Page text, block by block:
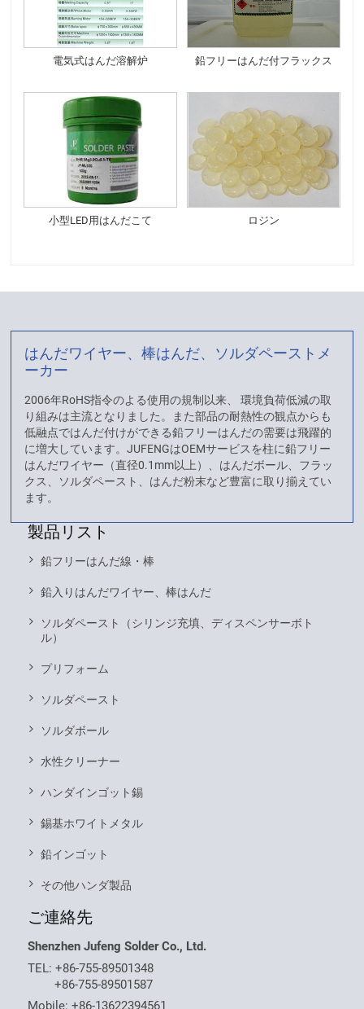
電気式はんだ溶解炉 鉛フリーはんだ付フラックス
小型LED用はんだこて ロジン
はんだワイヤー、棒はんだ、ソルダペーストメ
ーカー
2006年RoHS指令のよる使用の規制以来、 環境負荷低減の取
り組みは主流となりました。また部品の耐熱性の観点からも
低融点ではんだ付けができる鉛フリーはんだの需要は飛躍的
に増大しています。JUFENGはOEMサービスを柱に鉛フリー
はんだワイヤー（直径0.1mm以上）、はんだボール、フラッ
クス、ソルダペースト、はんだ粉末など豊富に取り揃えてい
ます。
製品リスト
鉛フリーはんだ線・棒
鉛入りはんだワイヤー、棒はんだ
ソルダペースト（シリンジ充填、ディスペンサーボト
ル）
プリフォーム
ソルダペースト
ソルダボール
水性クリーナー
ハンダインゴット錫
錫基ホワイトメタル
鉛インゴット
その他ハンダ製品
ご連絡先
Shenzhen Jufeng Solder Co., Ltd.
TEL:+86-755-89501348
+86-755-89501587
Mobile:+86-13622394561